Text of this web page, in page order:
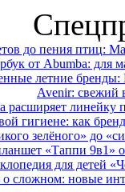
до пения птиц:
от Abumba: для
летние
Avenir: свежий
расширяет линейку
гигиене: как
зелёного» до
«Таппи 9в1»
для детей
сложном: новые